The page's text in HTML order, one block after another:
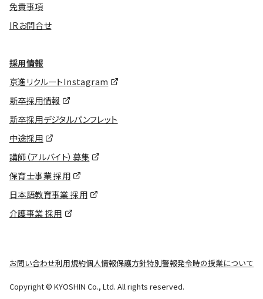
免責事項
IRお問合せ
採用情報
京進リクルートInstagram
新卒採用情報
新卒採用デジタルパンフレット
中途採用
講師（アルバイト）募集
保育士事業 採用
日本語教育事業 採用
介護事業 採用
お問い合わせ利用規約個人情報保護方針特別警報発令時の授業について
Copyright © KYOSHIN Co., Ltd. All rights reserved.